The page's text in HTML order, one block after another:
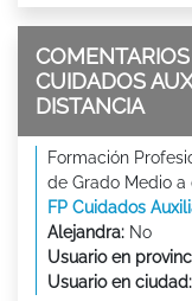
CUIDADOS
DISTANCIA
Formación
de Grado Medio a
FP Cuidados
Alejandra: No
Usuario en
Usuario en ciudad: